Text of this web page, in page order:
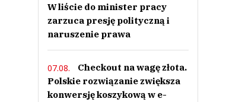
W liście do minister pracy
zarzuca presję polityczną i
naruszenie prawa
07.08.
Checkout na wagę złota.
Polskie rozwiązanie zwiększa
konwersję koszykową w e-